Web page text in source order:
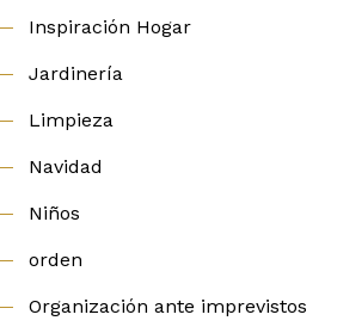
Inspiración Hogar
Jardinería
Limpieza
Navidad
Niños
orden
Organización ante imprevistos